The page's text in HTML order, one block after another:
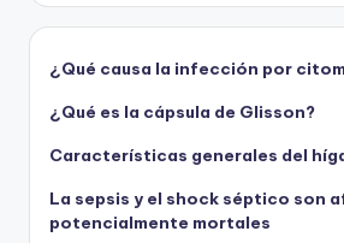
¿Qué causa la infección por
¿Qué es la cápsula de Glisson?
Características generales del
La sepsis y el shock séptico son
potencialmente mortales